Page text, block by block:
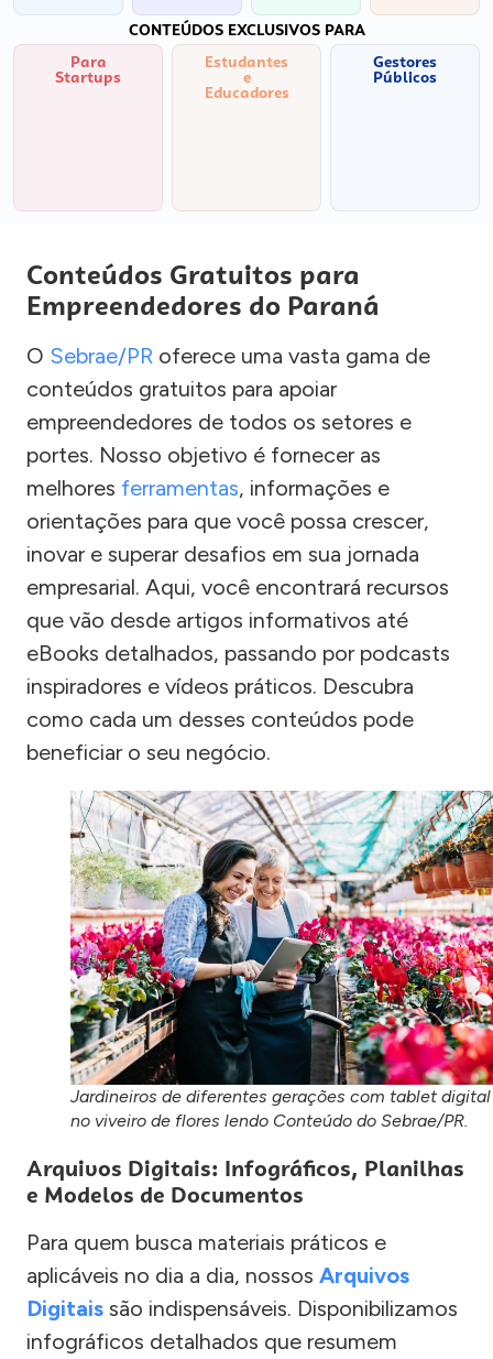
CONTEÚDOS EXCLUSIVOS PARA
Para
Startups
Estudantes
e
Educadores
Gestores
Públicos
Conteúdos Gratuitos para
Empreendedores do Paraná
O Sebrae/PR oferece uma vasta gama de
conteúdos gratuitos para apoiar
empreendedores de todos os setores e
portes. Nosso objetivo é fornecer as
melhores ferramentas, informações e
orientações para que você possa crescer,
inovar e superar desafios em sua jornada
empresarial. Aqui, você encontrará recursos
que vão desde artigos informativos até
eBooks detalhados, passando por podcasts
inspiradores e vídeos práticos. Descubra
como cada um desses conteúdos pode
beneficiar o seu negócio.
Jardineiros de diferentes gerações com tablet digital
no viveiro de flores lendo Conteúdo do Sebrae/PR.
Arquivos Digitais: Infográficos, Planilhas
e Modelos de Documentos
Para quem busca materiais práticos e
aplicáveis no dia a dia, nossos Arquivos
Digitais são indispensáveis. Disponibilizamos
infográficos detalhados que resumem